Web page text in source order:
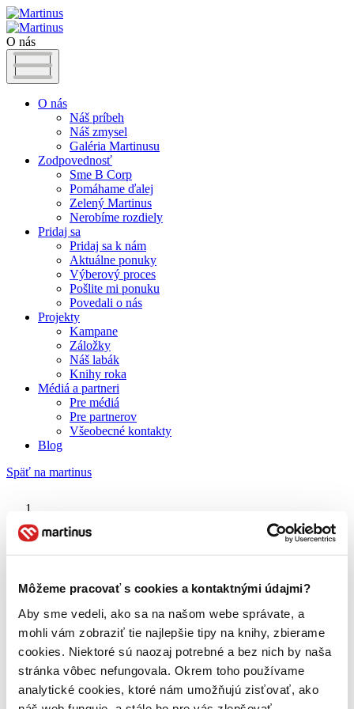
Môžeme pracovať s cookies a kontaktnými údajmi?
Aby sme vedeli, ako sa na našom webe správate, a
mohli vám zobraziť tie najlepšie tipy na knihy, zbierame
cookies. Niektoré sú naozaj potrebné a bez nich by naša
stránka vôbec nefungovala. Okrem toho používame
analytické cookies, ktoré nám umožňujú zisťovať, ako
O nás
O nás
Náš príbeh
Náš zmysel
Galéria Martinusu
Zodpovednosť
Sme B Corp
Pomáhame ďalej
Zelený Martinus
Nerobíme rozdiely
Pridaj sa
Pridaj sa k nám
Aktuálne ponuky
Výberový proces
Pošlite mi ponuku
Povedali o nás
Projekty
Kampane
Záložky
Náš labák
Knihy roka
Médiá a partneri
Pre médiá
Pre partnerov
Všeobecné kontakty
Blog
Späť na martinus
Stůl v koutě
O nás
Náš príbeh
Galéria Martinusu
Zodpovednosť
Sme B Corp